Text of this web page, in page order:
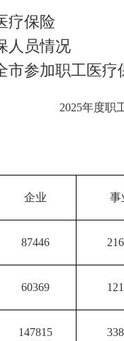
疗保险
人员情况
市参加职工医疗
2025年度职
企业 事
87446
60369
147815